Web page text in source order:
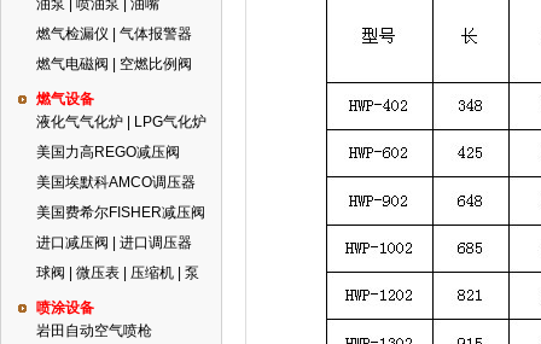
油泵 | 喷油泵 | 油嘴
燃气检漏仪 | 气体报警器
燃气电磁阀 | 空燃比例阀
燃气设备
液化气气化炉 | LPG气化炉
美国力高REGO减压阀
美国埃默科AMCO调压器
美国费希尔FISHER减压阀
进口减压阀 | 进口调压器
球阀 | 微压表 | 压缩机 | 泵
喷涂设备
岩田自动空气喷枪